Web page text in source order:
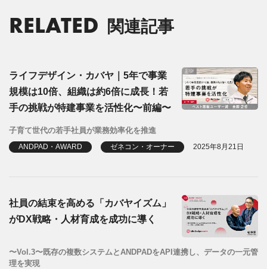
RELATED 関連記事
ライフデザイン・カバヤ｜5年で事業
規模は10倍、組織は約6倍に成長！若
手の挑戦が特建事業を活性化〜前編〜
子育て世代の若手社員が業務効率化を推進
ANDPAD・AWARD ゼネコン・オーナー 2025年8月21日
社員の結束を高める「カバヤイズム」
がDX戦略・人材育成を成功に導く
〜Vol.3〜既存の複数システムとANDPADをAPI連携し、データの一元管
理を実現